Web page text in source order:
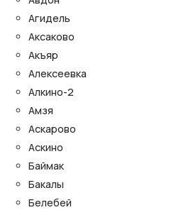
Агидель
Аксаково
Акъяр
Алексеевка
Алкино-2
Амзя
Аскарово
Аскино
Баймак
Бакалы
Белебей